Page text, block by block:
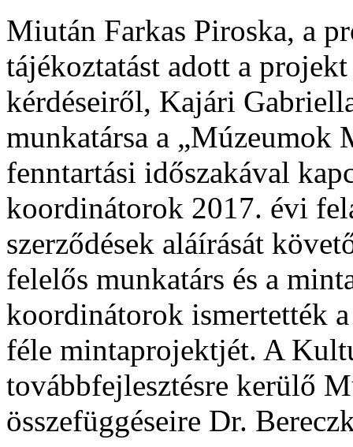
Miután Farkas Piroska, a
tájékoztatást adott a
kérdéseiről, Kajári
munkatársa a „Múzeumok
fenntartási időszakával
koordinátorok 2017. évi
szerződések aláírását
felelős munkatárs és a
koordinátorok ismertették
féle mintaprojektjét. A
továbbfejlesztésre kerülő
összefüggéseire Dr.